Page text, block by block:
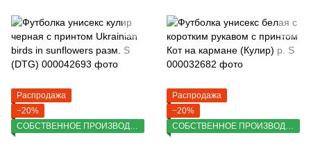
Распродажа
−20%
Распродажа
−20%